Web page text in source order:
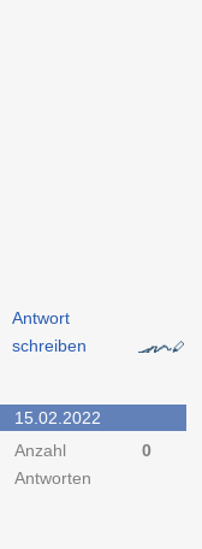
Antwort
schreiben
15.02.2022
Anzahl
Antworten
0